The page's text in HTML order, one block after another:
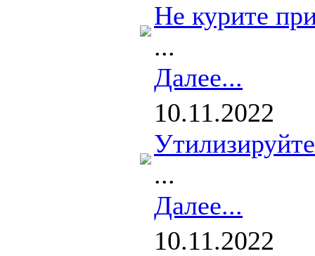
Не курите
...
Далее...
10.11.2022
...
Далее...
10.11.2022